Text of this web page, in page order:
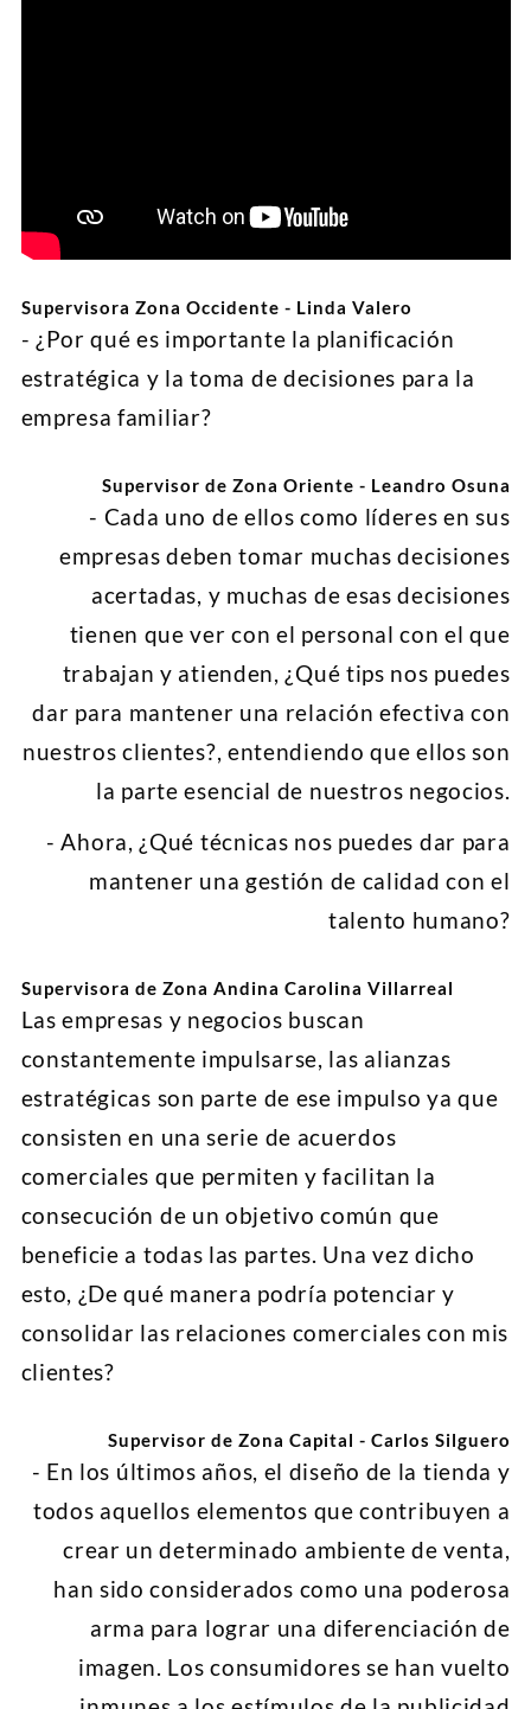
Supervisora Zona Occidente - Linda Valero
- ¿Por qué es importante la planificación
estratégica y la toma de decisiones para la
empresa familiar?
Supervisor de Zona Oriente - Leandro Osuna
- Cada uno de ellos como líderes en sus
empresas deben tomar muchas decisiones
acertadas, y muchas de esas decisiones
tienen que ver con el personal con el que
trabajan y atienden, ¿Qué tips nos puedes
dar para mantener una relación efectiva con
nuestros clientes?, entendiendo que ellos son
la parte esencial de nuestros negocios.
- Ahora, ¿Qué técnicas nos puedes dar para
mantener una gestión de calidad con el
talento humano?
Supervisora de Zona Andina Carolina Villarreal
Las empresas y negocios buscan
constantemente impulsarse, las alianzas
estratégicas son parte de ese impulso ya que
consisten en una serie de acuerdos
comerciales que permiten y facilitan la
consecución de un objetivo común que
beneficie a todas las partes. Una vez dicho
esto, ¿De qué manera podría potenciar y
consolidar las relaciones comerciales con mis
clientes?
Supervisor de Zona Capital - Carlos Silguero
- En los últimos años, el diseño de la tienda y
todos aquellos elementos que contribuyen a
crear un determinado ambiente de venta,
han sido considerados como una poderosa
arma para lograr una diferenciación de
imagen. Los consumidores se han vuelto